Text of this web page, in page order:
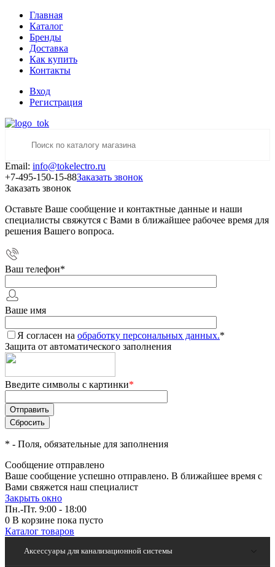
Главная
Каталог
Бренды
Доставка
Как купить
Контакты
Вход
Регистрация
Email: info@tokelectro.ru
+7-495-150-15-88Заказать звонок
Заказать звонок
Оставьте Ваше сообщение и контактные данные и наши
специалисты свяжутся с Вами в ближайшее рабочее время для
решения Вашего вопроса.
Ваш телефон*
Ваше имя
Я согласен на обработку персональных данных.*
Защита от автоматического заполнения
Введите символы с картинки*
* - Поля, обязательные для заполнения
Сообщение отправлено
Ваше сообщение успешно отправлено. В ближайшее время с
Вами свяжется наш специалист
Закрыть окно
Пн.-Пт. 9:00 - 18:00
0 В корзине пока пусто
Каталог товаров
Аксессуары для канализационной системы